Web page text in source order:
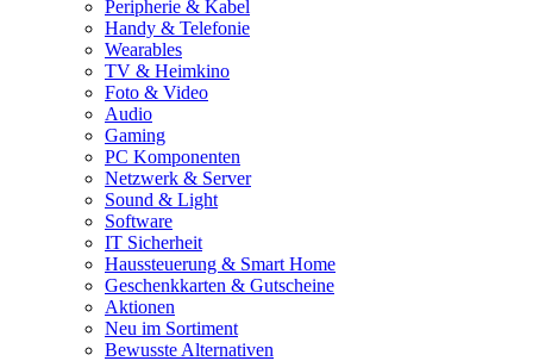
Peripherie & Kabel
Handy & Telefonie
Wearables
TV & Heimkino
Foto & Video
Audio
Gaming
PC Komponenten
Netzwerk & Server
Sound & Light
Software
IT Sicherheit
Haussteuerung & Smart Home
Geschenkkarten & Gutscheine
Aktionen
Neu im Sortiment
Bewusste Alternativen